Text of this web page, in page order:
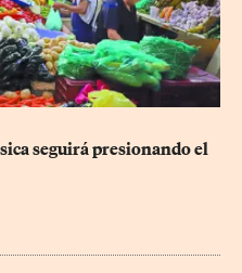
seguirá presionando el